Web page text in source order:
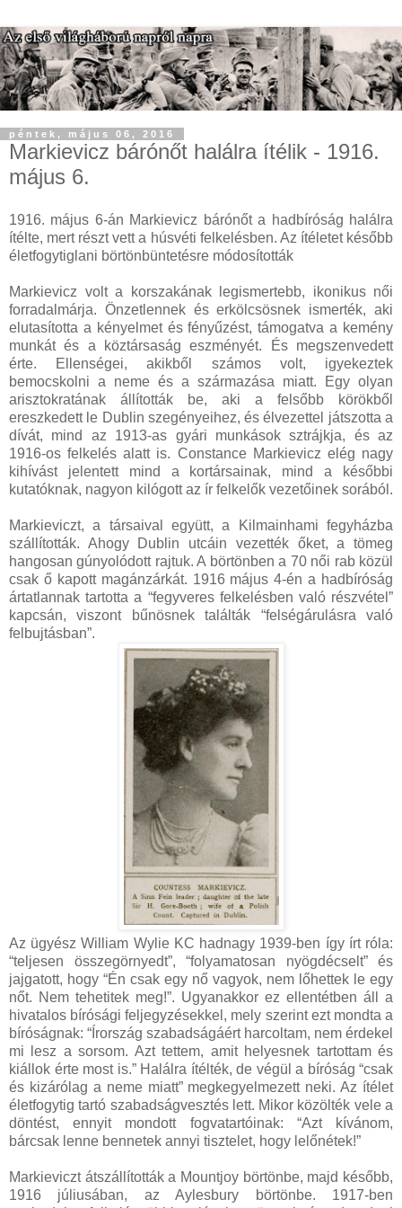
péntek, május 06, 2016
Markievicz bárónőt halálra ítélik - 1916.
május 6.
1916. május 6-án Markievicz bárónőt a hadbíróság halálra
ítélte, mert részt vett a húsvéti felkelésben. Az ítéletet később
életfogytiglani börtönbüntetésre módosították
Markievicz volt a korszakának legismertebb, ikonikus női
forradalmárja. Önzetlennek és erkölcsösnek ismerték, aki
elutasította a kényelmet és fényűzést, támogatva a kemény
munkát és a köztársaság eszményét. És megszenvedett
érte. Ellenségei, akikből számos volt, igyekeztek
bemocskolni a neme és a származása miatt. Egy olyan
arisztokratának állították be, aki a felsőbb körökből
ereszkedett le Dublin szegényeihez, és élvezettel játszotta a
dívát, mind az 1913-as gyári munkások sztrájkja, és az
1916-os felkelés alatt is. Constance Markievicz elég nagy
kihívást jelentett mind a kortársainak, mind a későbbi
kutatóknak, nagyon kilógott az ír felkelők vezetőinek sorából.
Markieviczt, a társaival együtt, a Kilmainhami fegyházba
szállították. Ahogy Dublin utcáin vezették őket, a tömeg
hangosan gúnyolódott rajtuk. A börtönben a 70 női rab közül
csak ő kapott magánzárkát. 1916 május 4-én a hadbíróság
ártatlannak tartotta a “fegyveres felkelésben való részvétel”
kapcsán, viszont bűnösnek találták “felségárulásra való
felbujtásban”.
Az ügyész William Wylie KC hadnagy 1939-ben így írt róla:
“teljesen összegörnyedt”, “folyamatosan nyögdécselt” és
jajgatott, hogy “Én csak egy nő vagyok, nem lőhettek le egy
nőt. Nem tehetitek meg!”. Ugyanakkor ez ellentétben áll a
hivatalos bírósági feljegyzésekkel, mely szerint ezt mondta a
bíróságnak: “Írország szabadságáért harcoltam, nem érdekel
mi lesz a sorsom. Azt tettem, amit helyesnek tartottam és
kiállok érte most is.” Halálra ítélték, de végül a bíróság “csak
és kizárólag a neme miatt” megkegyelmezett neki. Az ítélet
életfogytig tartó szabadságvesztés lett. Mikor közölték vele a
döntést, ennyit mondott fogvatartóinak: “Azt kívánom,
bárcsak lenne bennetek annyi tisztelet, hogy lelőnétek!”
Markieviczt átszállították a Mountjoy börtönbe, majd később,
1916 júliusában, az Aylesbury börtönbe. 1917-ben